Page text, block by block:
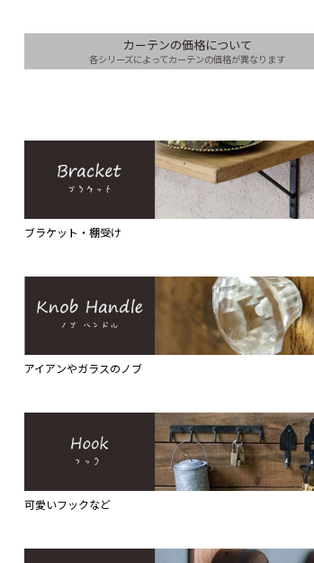
カーテンの価格について
各シリーズによってカーテンの価格が異なります
ブラケット・棚受け
アイアンやガラスのノブ
可愛いフックなど